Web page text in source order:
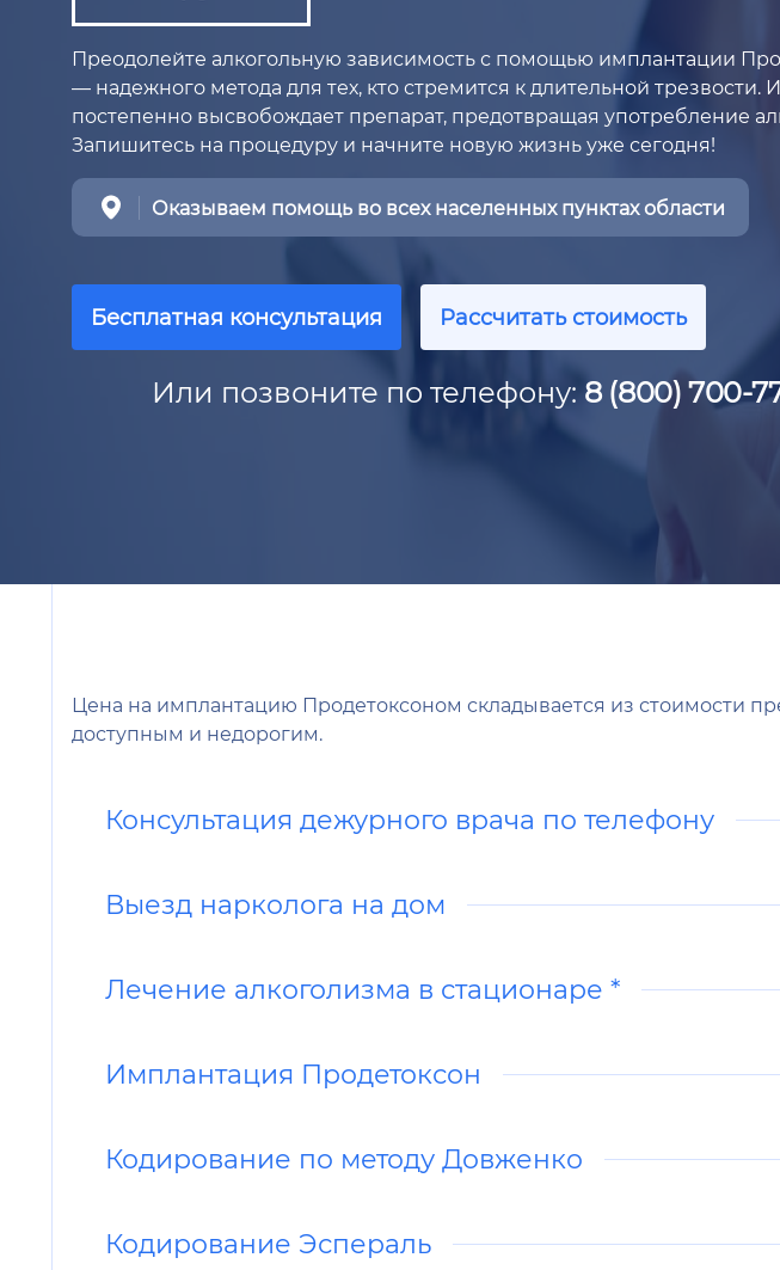
Преодолейте алкогольную зависимость с помощью имплантации
— надежного метода для тех, кто стремится к длительной трезвости.
постепенно высвобождает препарат, предотвращая употребление
Запишитесь на процедуру и начните новую жизнь уже сегодня!
Оказываем помощь во всех населенных пунктах области
Бесплатная консультация Рассчитать стоимость
Или позвоните по телефону: 8 (800) 700-
Цена на имплантацию Продетоксоном складывается из стоимости
доступным и недорогим.
Консультация дежурного врача по телефону
Выезд нарколога на дом
Лечение алкоголизма в стационаре *
Имплантация Продетоксон
Кодирование по методу Довженко
Кодирование Эспераль